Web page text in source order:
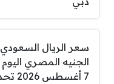
سعر الريال السعودي
الجنيه المصري
7